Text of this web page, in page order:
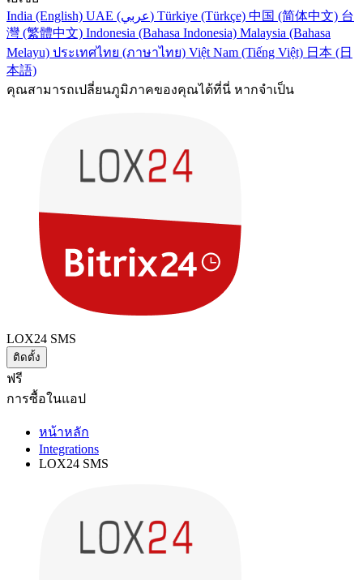
India (English)
UAE (عربي) Türkiye (Türkçe) 中国 (简体中文) 台
灣 (繁體中文) Indonesia (Bahasa Indonesia) Malaysia (Bahasa
Melayu) ประเทศไทย (ภาษาไทย) Việt Nam (Tiếng Việt) 日本 (日
本語)
คุณสามารถเปลี่ยนภูมิภาคของคุณได้ที่นี่ หากจำเป็น
LOX24 SMS
ติดตั้ง
ฟรี
การซื้อในแอป
หน้าหลัก
Integrations
LOX24 SMS